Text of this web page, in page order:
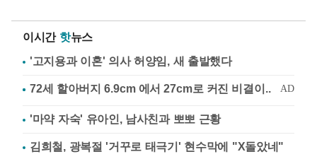
이시간 핫뉴스
'고지용과 이혼' 의사 허양임, 새 출발했다
'마약 자숙' 유아인, 남사친과 뽀뽀 근황
김희철, 광복절 '거꾸로 태극기' 현수막에 "X돌았네"